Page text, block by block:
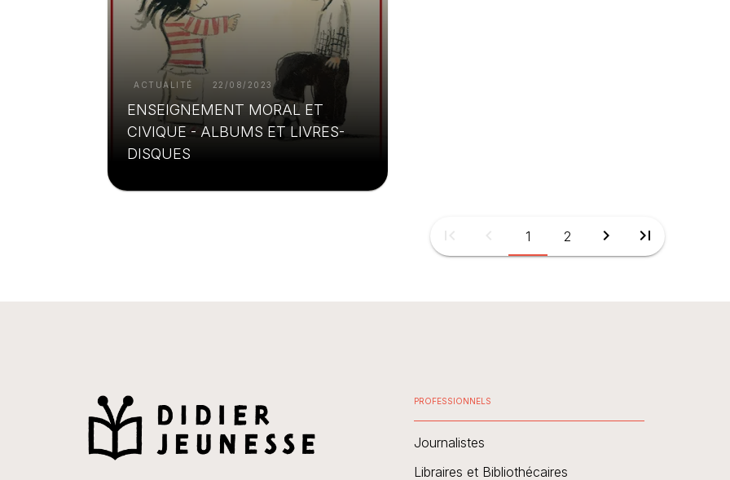
ACTUALITÉ 22/08/2023
ENSEIGNEMENT MORAL ET
CIVIQUE - ALBUMS ET LIVRES-
DISQUES
1 2 chevron_right last_page
PROFESSIONNELS
Journalistes
Libraires et Bibliothécaires